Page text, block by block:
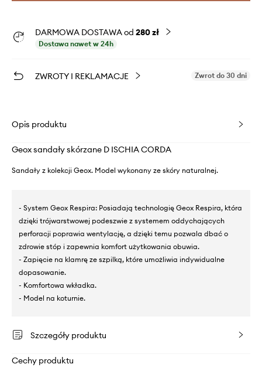
DARMOWA DOSTAWA od 280 zł
Dostawa nawet w 24h
ZWROTY I REKLAMACJE Zwrot do 30 dni
Opis produktu
Geox sandały skórzane D ISCHIA CORDA
Sandały z kolekcji Geox. Model wykonany ze skóry naturalnej.
- System Geox Respira: Posiadają technologię Geox Respira, która
dzięki trójwarstwowej podeszwie z systemem oddychających
perforacji poprawia wentylację, a dzięki temu pozwala dbać o
zdrowie stóp i zapewnia komfort użytkowania obuwia.
- Zapięcie na klamrę ze szpilką, które umożliwia indywidualne
dopasowanie.
- Komfortowa wkładka.
- Model na koturnie.
Szczegóły produktu
Cechy produktu